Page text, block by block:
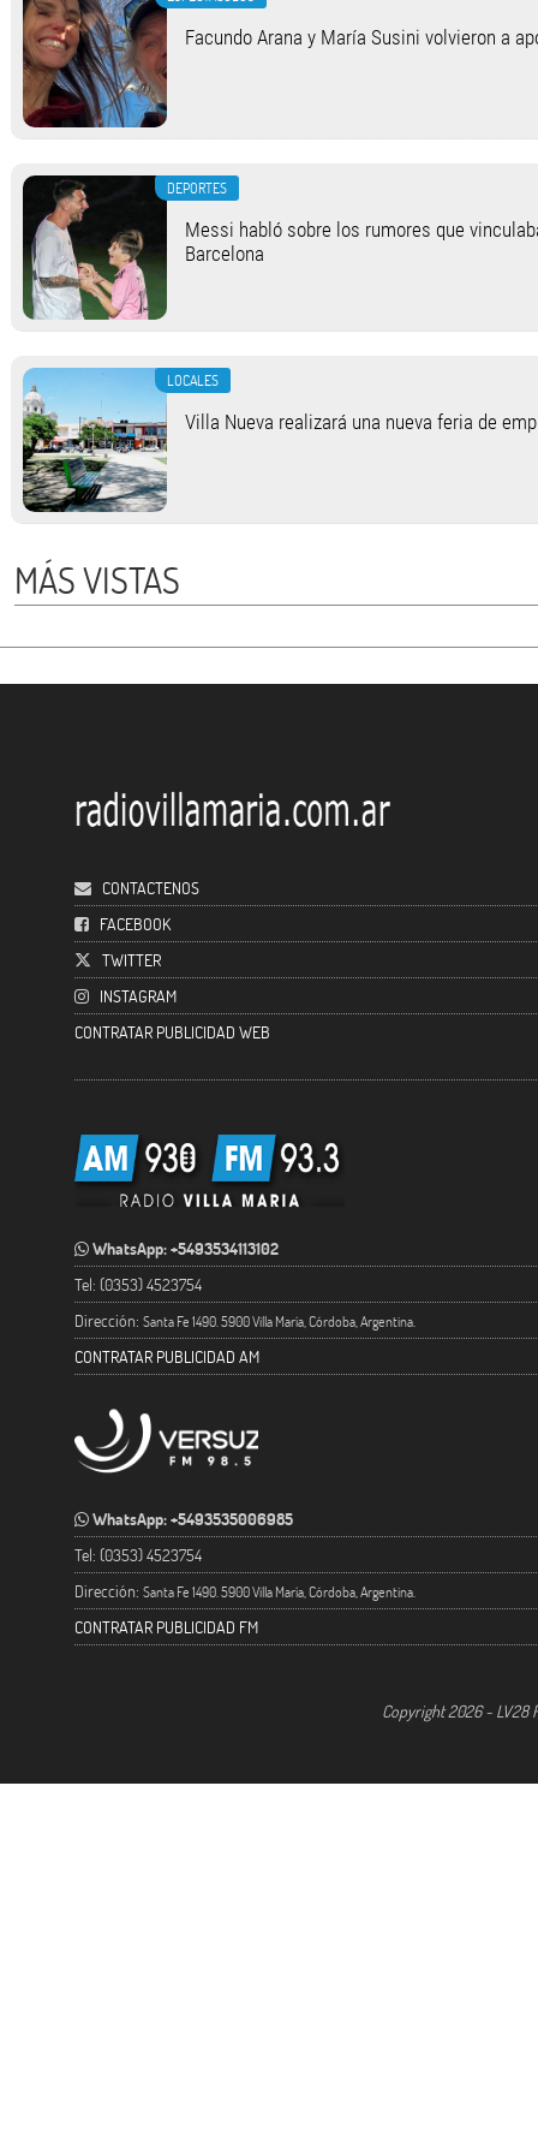
Facundo Arana y María Susini volvieron a
DEPORTES
Messi habló sobre los rumores que
Barcelona
LOCALES
Villa Nueva realizará una nueva feria de
MÁS VISTAS
CONTACTENOS
FACEBOOK
TWITTER
INSTAGRAM
CONTRATAR PUBLICIDAD WEB
WhatsApp: +5493534113102
Tel: (0353) 4523754
Dirección: Santa Fe 1490. 5900 Villa María, Córdoba, Argentina.
CONTRATAR PUBLICIDAD AM
WhatsApp: +5493535006985
Tel: (0353) 4523754
Dirección: Santa Fe 1490. 5900 Villa María, Córdoba, Argentina.
CONTRATAR PUBLICIDAD FM
Copyright 2026 - LV28